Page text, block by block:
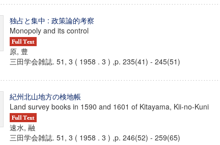
独占と集中 : 政策論的考察
Monopoly and its control
原, 豊
三田学会雑誌. 51, 3 ( 1958 . 3 ) ,p. 235(41) - 245(51)
紀州北山地方の検地帳
Land survey books in 1590 and 1601 of Kitayama, Kii-no-Kuni
速水, 融
三田学会雑誌. 51, 3 ( 1958 . 3 ) ,p. 246(52) - 259(65)